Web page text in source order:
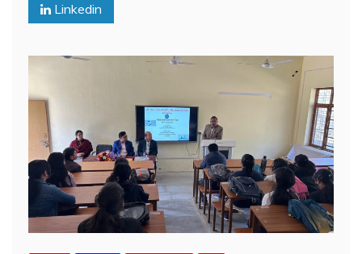
Linkedin